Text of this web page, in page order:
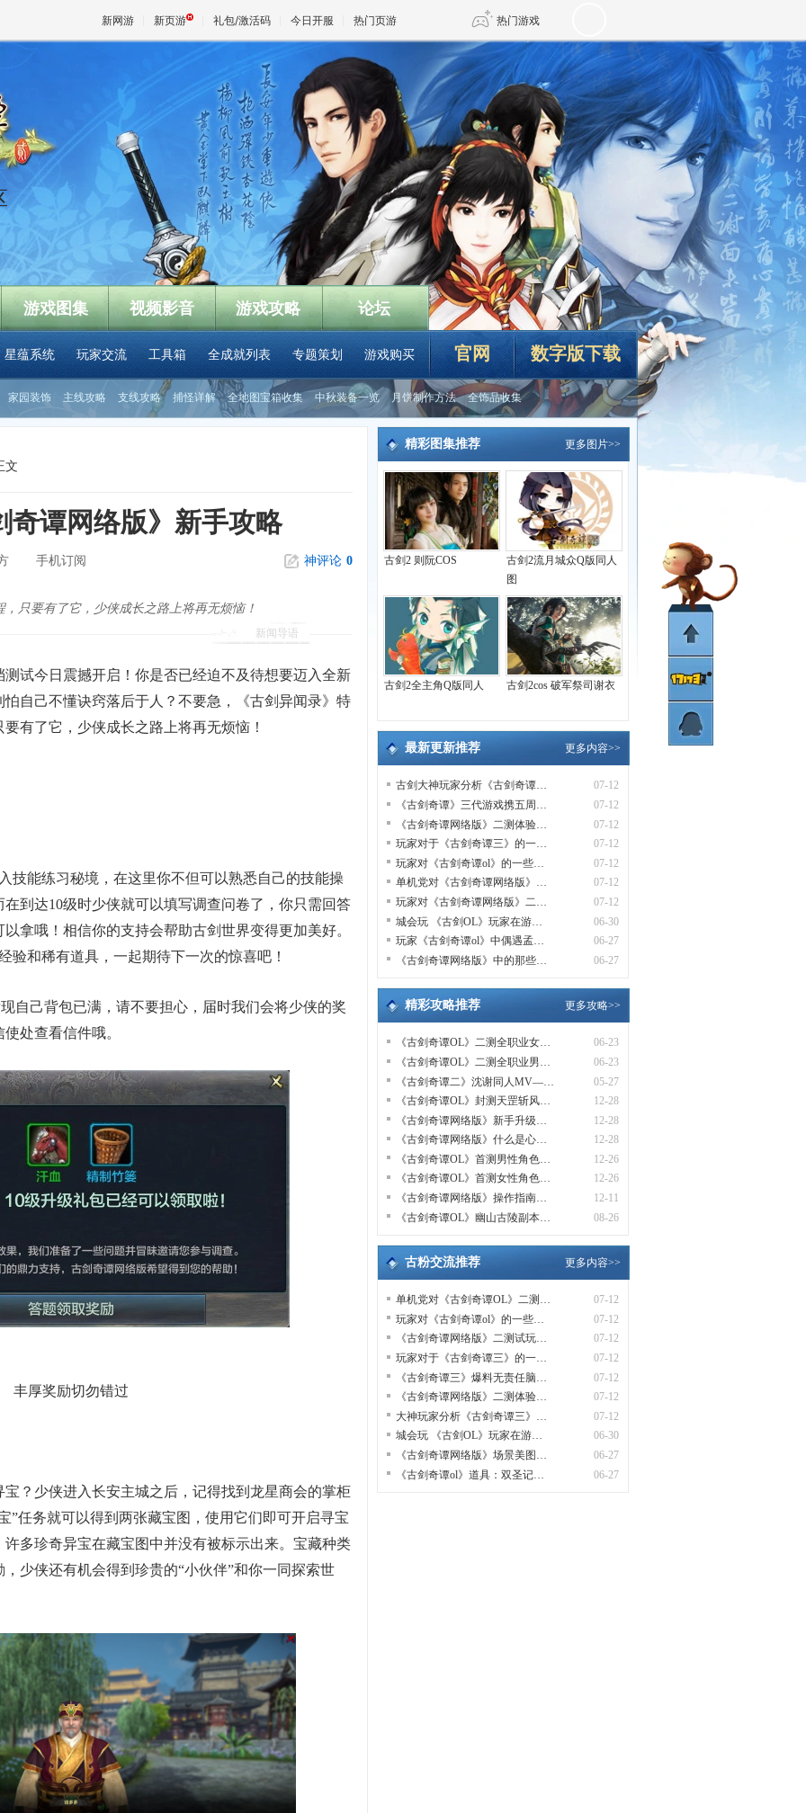
新网游 新页游 礼包/激活码 今日开服 热门页游 热门游戏
魔兽 DNF 传奇4
天堂 剑网3旗舰版 新天龙八部
王权与自由 诛仙世界 新仙侠5
游戏图集 视频影音 游戏攻略 论坛
星蕴系统 玩家交流 工具箱 全成就列表 专题策划 游戏购买 官网 数字版下载
家园装饰 主线攻略 支线攻略 捕怪详解 全地图宝箱收集 中秋装备一览 月饼制作方法 全饰品收集
文
奇谭网络版》新手攻略
手机订阅 神评论 0
新闻导语
只要有了它，少侠成长之路上将再无烦恼！
试今日震撼开启！你是否已经迫不及待想要迈入全新
自己不懂诀窍落后于人？不要急，《古剑异闻录》特
有了它，少侠成长之路上将再无烦恼！
技能练习秘境，在这里你不但可以熟悉自己的技能操
到达10级时少侠就可以填写调查问卷了，你只需回答
拿哦！相信你的支持会帮助古剑世界变得更加美好。
验和稀有道具，一起期待下一次的惊喜吧！
自己背包已满，请不要担心，届时我们会将少侠的奖
处查看信件哦。
丰厚奖励切勿错过
少侠进入长安主城之后，记得找到龙星商会的掌柜
”任务就可以得到两张藏宝图，使用它们即可开启寻宝
多珍奇异宝在藏宝图中并没有被标示出来。宝藏种类
少侠还有机会得到珍贵的“小伙伴”和你一同探索世
更多图片>>
精彩图集推荐
古剑2 则阮COS
古剑2流月城众Q版同人
图
古剑2全主角Q版同人 古剑2cos 破军祭司谢衣
更多内容>>
最新更新推荐
07-12
古剑大神玩家分析《古剑奇谭…
07-12
《古剑奇谭》三代游戏携五周…
07-12
《古剑奇谭网络版》二测体验…
07-12
玩家对于《古剑奇谭三》的一…
07-12
玩家对《古剑奇谭ol》的一些…
07-12
单机党对《古剑奇谭网络版》…
07-12
玩家对《古剑奇谭网络版》二…
06-30
城会玩 《古剑OL》玩家在游…
06-27
玩家《古剑奇谭ol》中偶遇孟…
06-27
《古剑奇谭网络版》中的那些…
更多攻略>>
精彩攻略推荐
06-23
《古剑奇谭OL》二测全职业女…
06-23
《古剑奇谭OL》二测全职业男…
05-27
《古剑奇谭二》沈谢同人MV—…
12-28
《古剑奇谭OL》封测天罡斩风…
12-28
《古剑奇谭网络版》新手升级…
12-28
《古剑奇谭网络版》什么是心…
12-26
《古剑奇谭OL》首测男性角色…
12-26
《古剑奇谭OL》首测女性角色…
12-11
《古剑奇谭网络版》操作指南…
08-26
《古剑奇谭OL》幽山古陵副本…
更多内容>>
古粉交流推荐
07-12
单机党对《古剑奇谭OL》二测…
07-12
玩家对《古剑奇谭ol》的一些…
07-12
《古剑奇谭网络版》二测试玩…
07-12
玩家对于《古剑奇谭三》的一…
07-12
《古剑奇谭三》爆料无责任脑…
07-12
《古剑奇谭网络版》二测体验…
07-12
大神玩家分析《古剑奇谭三》…
06-30
城会玩 《古剑OL》玩家在游…
06-27
《古剑奇谭网络版》场景美图…
06-27
《古剑奇谭ol》道具：双圣记…